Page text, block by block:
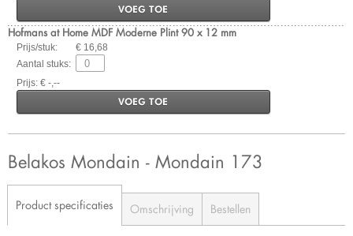
VOEG TOE
Hofmans at Home MDF Moderne Plint 90 x 12 mm
Prijs/stuk:
€ 16,68
Aantal stuks:
Prijs: € -,--
VOEG TOE
Belakos Mondain - Mondain 173
Product specificaties Omschrijving Bestellen